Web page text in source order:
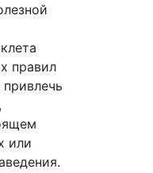
правил
или